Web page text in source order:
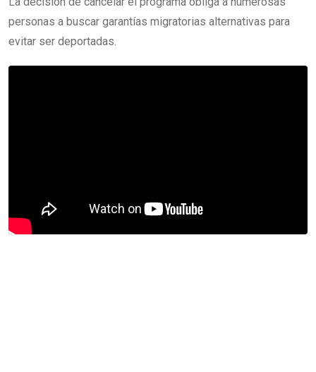
personas a buscar garantías migratorias alternativas para
evitar ser deportadas.